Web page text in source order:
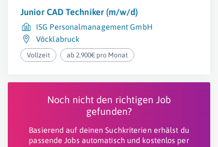
Junior CAD Techniker (m/w/d)
ISG Personalmanagement GmbH
Vöcklabruck
Vollzeit ab 2.900€ pro Monat
Noch nicht den richtigen Job
gefunden?
Basierend auf deinen Suchkriterien erhälst du
passende Jobs automatisch und kostenlos per